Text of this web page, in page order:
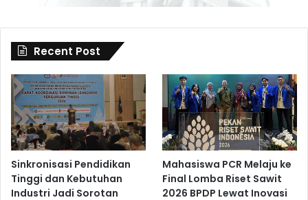
Recent Post
Sinkronisasi Pendidikan
Tinggi dan Kebutuhan
Industri Jadi Sorotan
Mahasiswa PCR Melaju ke
Final Lomba Riset Sawit
2026 BPDP Lewat Inovasi